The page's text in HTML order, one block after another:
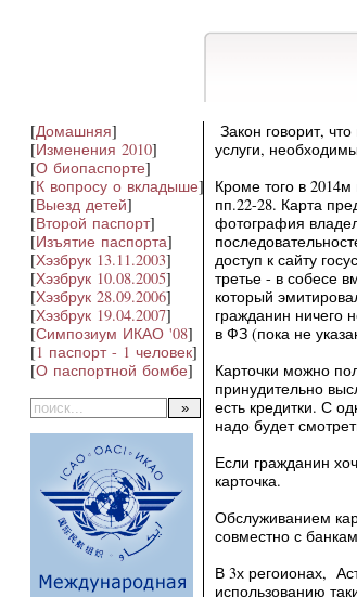
[Домашняя]
[Изменения 2010]
[О биопаспорте]
[К вопросу о вкладыше]
[Выезд детей]
[Второй паспорт]
[Изъятие паспорта]
[Хэзбрук 13.11.2003]
[Хэзбрук 10.08.2005]
[Хэзбрук 28.09.2006]
[Хэзбрук 19.04.2007]
[Симпозиум ИКАО '08]
[1 паспорт - 1 человек]
[О паспортной бомбе]
Закон говорит,
услуги,
Кроме того в
пп.22-28. Карта
фотография
доступ к сайту
третье - в собесе
который
гражданин ничего
в ФЗ (пока не
Карточки можно
принудительно
есть кредитки. С
надо будет
Если гражданин
карточка.
Обслуживанием
совместно с
В 3х регоионах,
использованию